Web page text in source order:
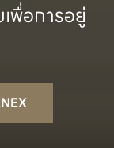
พื่อการอยู่